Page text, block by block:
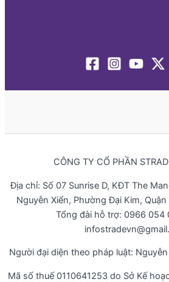
CÔNG TY CỔ PHẦN
Địa chỉ: Số 07 Sunrise D, KĐT The
Nguyễn Xiển, Phường Đại Kim,
Tổng đài hỗ trợ: 0966 054
Người đại diện theo pháp luật:
Mã số thuế 0110641253 do Sở Kế